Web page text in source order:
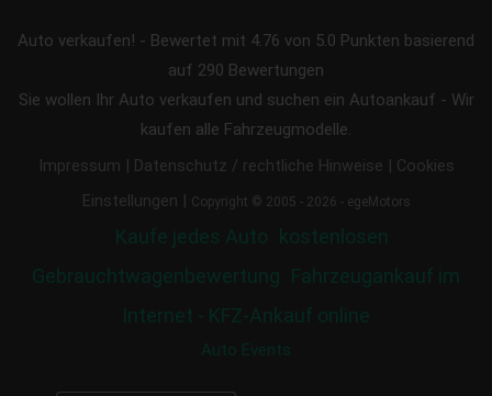
Auto verkaufen! - Bewertet mit 4.76 von 5.0 Punkten basierend
auf 290 Bewertungen
Sie wollen Ihr Auto verkaufen und suchen ein Autoankauf - Wir
kaufen alle Fahrzeugmodelle.
Impressum | Datenschutz / rechtliche Hinweise | Cookies
Einstellungen | Copyright © 2005 - 2026 - egeMotors
Kaufe jedes Auto kostenlosen
Gebrauchtwagenbewertung Fahrzeugankauf im
Internet - KFZ-Ankauf online
Auto Events